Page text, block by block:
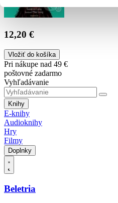
12,20 €
Vložiť do košíka
Pri nákupe nad 49 €
poštovné zadarmo
Vyhľadávanie
Knihy
E-knihy
Audioknihy
Hry
Filmy
Doplnky
Beletria